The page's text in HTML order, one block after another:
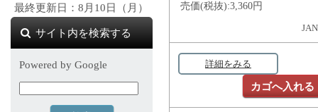
売価(税抜):3,360円
詳細をみる
カゴへ入れる
最終更新日：8月10日（月）
サイト内を検索する
Powered by Google